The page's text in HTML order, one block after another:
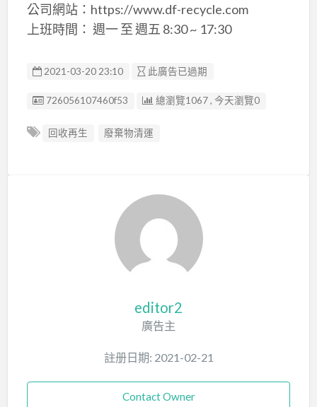
公司網站：https://www.df-recycle.com
上班時間： 週一 至 週五 8:30 ~ 17:30
2021-03-20 23:10 此廣告已過期
廣告编號
726056107460f53 總瀏覽1067 , 今天瀏覽0
回收再生 廢棄物清運
editor2
廣告主
註册日期: 2021-02-21
Contact Owner